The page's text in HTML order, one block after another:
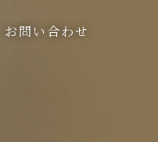
お問い合わせ